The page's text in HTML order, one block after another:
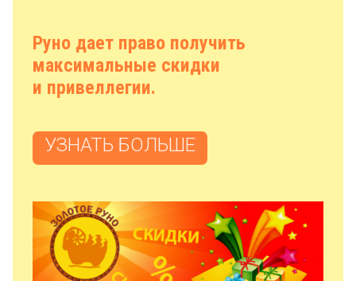
Руно дает право получить
максимальные скидки
и привеллегии.
УЗНАТЬ БОЛЬШЕ